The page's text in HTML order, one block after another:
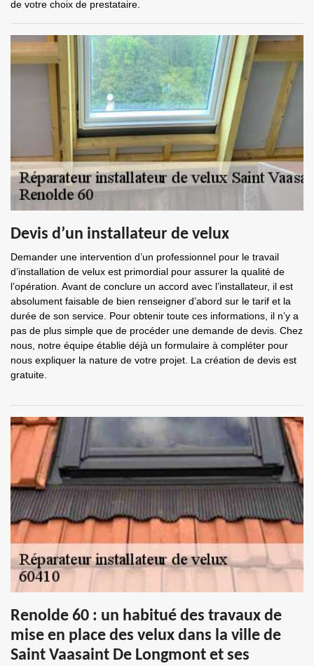
de votre choix de prestataire.
Devis d’un installateur de velux
Demander une intervention d’un professionnel pour le travail
d’installation de velux est primordial pour assurer la qualité de
l’opération. Avant de conclure un accord avec l’installateur, il est
absolument faisable de bien renseigner d’abord sur le tarif et la
durée de son service. Pour obtenir toute ces informations, il n’y a
pas de plus simple que de procéder une demande de devis. Chez
nous, notre équipe établie déjà un formulaire à compléter pour
nous expliquer la nature de votre projet. La création de devis est
gratuite.
Renolde 60 : un habitué des travaux de
mise en place des velux dans la ville de
Saint Vaasaint De Longmont et ses